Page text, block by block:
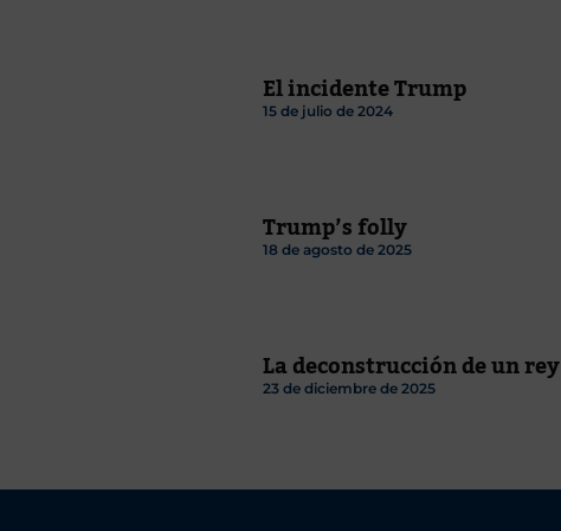
El incidente Trump
15 de julio de 2024
Trump’s folly
18 de agosto de 2025
La deconstrucción de un rey
23 de diciembre de 2025